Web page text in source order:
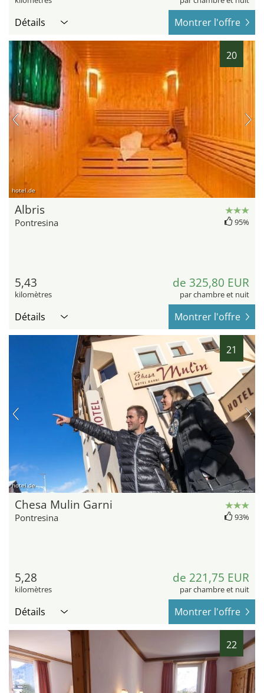
Détails Montrer l'offre
20
hotel.de
Albris
Pontresina 95%
5,43
kilomètres
de 325,80 EUR
par chambre et nuit
Détails Montrer l'offre
21
hotel.de
Chesa Mulin Garni
Pontresina 93%
5,28
kilomètres
de 221,75 EUR
par chambre et nuit
Détails Montrer l'offre
22